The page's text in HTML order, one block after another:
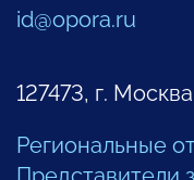
id@opora.ru
127473, г.
Региональные